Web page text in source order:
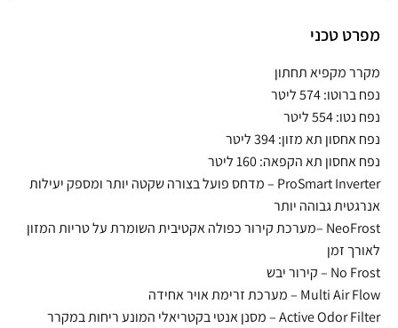
מפרט טכני
מקרר מקפיא תחתון
נפח ברוטו: 574 ליטר
נפח נטו: 554 ליטר
נפח אחסון תא מזון: 394 ליטר
נפח אחסון תא הקפאה: 160 ליטר
ProSmart Inverter – מדחס פועל בצורה שקטה יותר ומספק יעילות
אנרגטית גבוהה יותר
NeoFrost –מערכת קירור כפולה אקטיבית השומרת על טריות המזון
לאורך זמן
No Frost – קירור יבש
Multi Air Flow – מערכת זרימת אויר אחידה
Active Odor Filter – מסנן אנטי בקטריאלי המונע ריחות במקרר